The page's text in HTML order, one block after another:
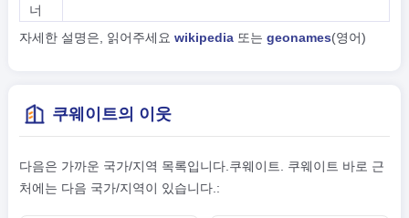
너
자세한 설명은, 읽어주세요 wikipedia또는 geonames(영어)
쿠웨이트의 이웃
다음은 가까운 국가/지역 목록입니다.쿠웨이트. 쿠웨이트 바로 근
처에는 다음 국가/지역이 있습니다.: